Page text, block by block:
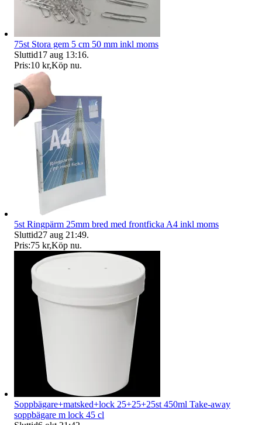
75st Stora gem 5 cm 50 mm inkl moms
Sluttid17 aug 13:16.
Pris:10 kr,Köp nu.
5st Ringpärm 25mm bred med frontficka A4 inkl moms
Sluttid27 aug 21:49.
Pris:75 kr,Köp nu.
Soppbägare+matsked+lock 25+25+25st 450ml Take-away
soppbägare m lock 45 cl